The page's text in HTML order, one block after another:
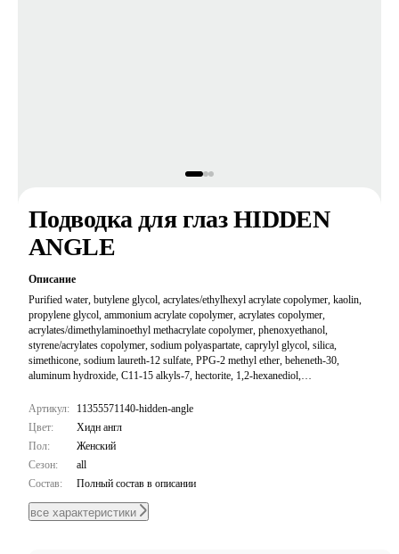
Подводка для глаз HIDDEN
ANGLE
Описание
Purified water, butylene glycol, acrylates/ethylhexyl acrylate copolymer, kaolin,
propylene glycol, ammonium acrylate copolymer, acrylates copolymer,
acrylates/dimethylaminoethyl methacrylate copolymer, phenoxyethanol,
styrene/acrylates copolymer, sodium polyaspartate, caprylyl glycol, silica,
simethicone, sodium laureth-12 sulfate, PPG-2 methyl ether, beheneth-30,
aluminum hydroxide, C11-15 alkyls-7, hectorite, 1,2-hexanediol,
sulfosuccinate, titanium dioxide, yellow iron oxide, carbon black, red iron oxide
Артикул:
11355571140-hidden-angle
Цвет:
Хидн англ
Пол:
Женский
Сезон:
all
Состав:
Полный состав в описании
все характеристики